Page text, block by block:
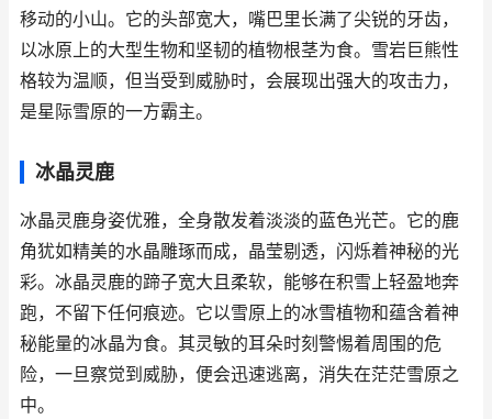
移动的小山。它的头部宽大，嘴巴里长满了尖锐的牙齿，
以冰原上的大型生物和坚韧的植物根茎为食。雪岩巨熊性
格较为温顺，但当受到威胁时，会展现出强大的攻击力，
是星际雪原的一方霸主。
冰晶灵鹿
冰晶灵鹿身姿优雅，全身散发着淡淡的蓝色光芒。它的鹿
角犹如精美的水晶雕琢而成，晶莹剔透，闪烁着神秘的光
彩。冰晶灵鹿的蹄子宽大且柔软，能够在积雪上轻盈地奔
跑，不留下任何痕迹。它以雪原上的冰雪植物和蕴含着神
秘能量的冰晶为食。其灵敏的耳朵时刻警惕着周围的危
险，一旦察觉到威胁，便会迅速逃离，消失在茫茫雪原之
中。